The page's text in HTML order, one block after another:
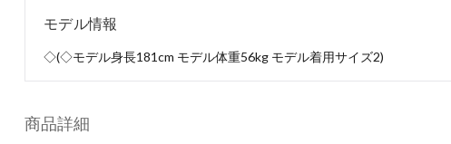
モデル情報
◇(◇モデル身長181cm モデル体重56kg モデル着用サイズ2)
商品詳細